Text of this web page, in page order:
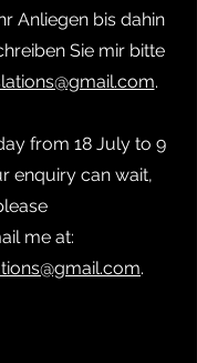
Anliegen bis dahin
Sie mir bitte
.
from 18 July to 9
enquiry can wait,
me at:
.